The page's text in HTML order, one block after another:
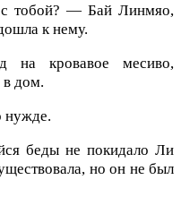
тобой? — Бай Линмяо,
к нему.
на кровавое месиво,
в дом.
нужде.
беды не покидало Ли
но он не был